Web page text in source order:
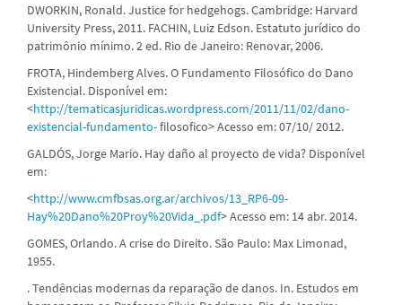
DWORKIN, Ronald. Justice for hedgehogs. Cambridge: Harvard
University Press, 2011. FACHIN, Luiz Edson. Estatuto jurídico do
patrimônio mínimo. 2 ed. Rio de Janeiro: Renovar, 2006.
FROTA, Hindemberg Alves. O Fundamento Filosófico do Dano
Existencial. Disponível em:
<http://tematicasjuridicas.wordpress.com/2011/11/02/dano-
existencial-fundamento-filosofico> Acesso em: 07/10/ 2012.
GALDÓS, Jorge Mario. Hay daño al proyecto de vida? Disponível
em:
<http://www.cmfbsas.org.ar/archivos/13_RP6-09-
Hay%20Dano%20Proy%20Vida_.pdf> Acesso em: 14 abr. 2014.
GOMES, Orlando. A crise do Direito. São Paulo: Max Limonad,
1955.
. Tendências modernas da reparação de danos. In. Estudos em